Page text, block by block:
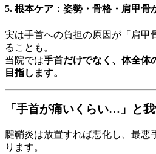
5. 根本ケア：姿勢・骨格・肩甲骨
実は手首への負担の原因が「肩甲
ることも。
当院では手首だけでなく、体全体
目指します。
「手首が痛いくらい…」と
腱鞘炎は放置すれば悪化し、最悪
ります。